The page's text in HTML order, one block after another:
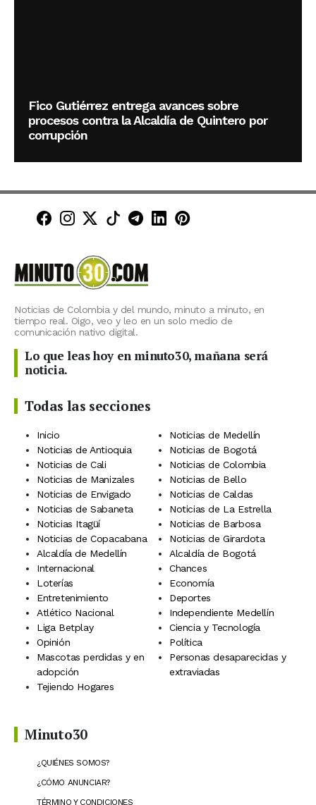
Fico Gutiérrez entrega avances sobre
procesos contra la Alcaldía de Quintero por
corrupción
Minuto30 en Facebook
Minuto30 en Instagram
Minuto30 en X (Twitter)
Minuto30 en TikTok
Canal de Minuto30 en
Minuto30 en LinkedIn
Minuto30 en
Noticias de Colombia y del mundo, minuto a minuto, en
tiempo real. Oigo, veo y leo en un solo medio de
comunicación nativo digital.
Lo que leas hoy en minuto30, mañana será
noticia.
Todas las secciones
Inicio
Noticias de Medellín
Noticias de Antioquia
Noticias de Bogotá
Noticias de Cali
Noticias de Colombia
Noticias de Manizales
Noticias de Bello
Noticias de Envigado
Noticias de Caldas
Noticias de Sabaneta
Noticias de La Estrella
Noticias Itagüí
Noticias de Barbosa
Noticias de Copacabana
Noticias de Girardota
Alcaldía de Medellín
Alcaldía de Bogotá
Internacional
Chances
Loterías
Economía
Entretenimiento
Deportes
Atlético Nacional
Independiente Medellín
Liga Betplay
Ciencia y Tecnología
Opinión
Política
Mascotas perdidas y en
adopción
Personas desaparecidas y
extraviadas
Tejiendo Hogares
Minuto30
¿QUIÉNES SOMOS?
¿CÓMO ANUNCIAR?
TÉRMINO Y CONDICIONES